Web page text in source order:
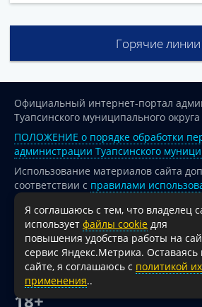
Горячие линии
Официальный интернет-портал
Туапсинского муниципального округа
ПОЛОЖЕНИЕ о порядке обработки
администрации Туапсинского
Использование материалов сайта
соответствии с правилами
опубликованных на сайте
При перепечатке и использовании
на источник обязательна.
Для сайтов и страниц сети Интернет
активная гиперссылка на
администрации Туапсинского
18+
Я соглашаюсь с тем, что владелец
использует файлы cookie для
повышения удобства работы на
сервис Яндекс.Метрика. Оставаясь
сайте, я соглашаюсь с политикой их
применения..